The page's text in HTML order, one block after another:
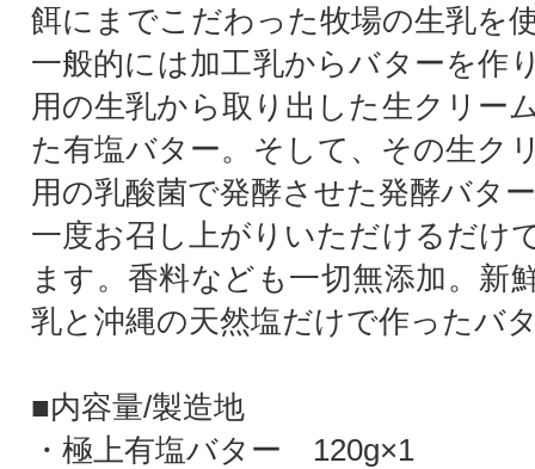
餌にまでこだわった牧場の生乳を
一般的には加工乳からバターを作
用の生乳から取り出した生クリー
た有塩バター。そして、その生ク
用の乳酸菌で発酵させた発酵バタ
一度お召し上がりいただけるだけ
ます。香料なども一切無添加。新
乳と沖縄の天然塩だけで作ったバ
■内容量/製造地
・極上有塩バター 120g×1